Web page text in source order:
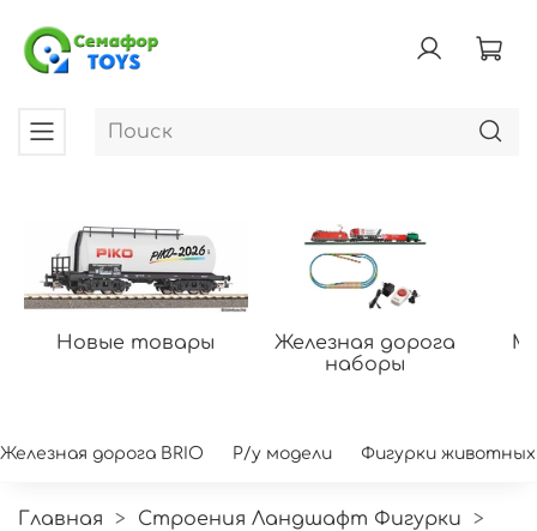
Новые товары
Железная дорога
наборы
Железная дорога BRIO Р/у модели Фигурки животных
Главная
Строения Ландшафт Фигурки